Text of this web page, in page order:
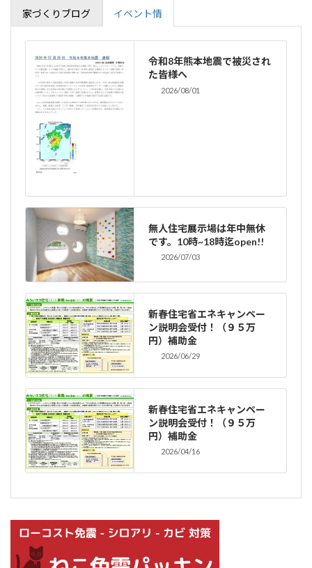
家づくりブログ イベント情
令和8年熊本地震で被災され
た皆様へ
2026/08/01
無人住宅展示場は年中無休
です。10時~18時迄open!!
2026/07/03
新春住宅省エネキャンペー
ン説明会受付！（９５万
円）補助金
2026/06/29
新春住宅省エネキャンペー
ン説明会受付！（９５万
円）補助金
2026/04/16